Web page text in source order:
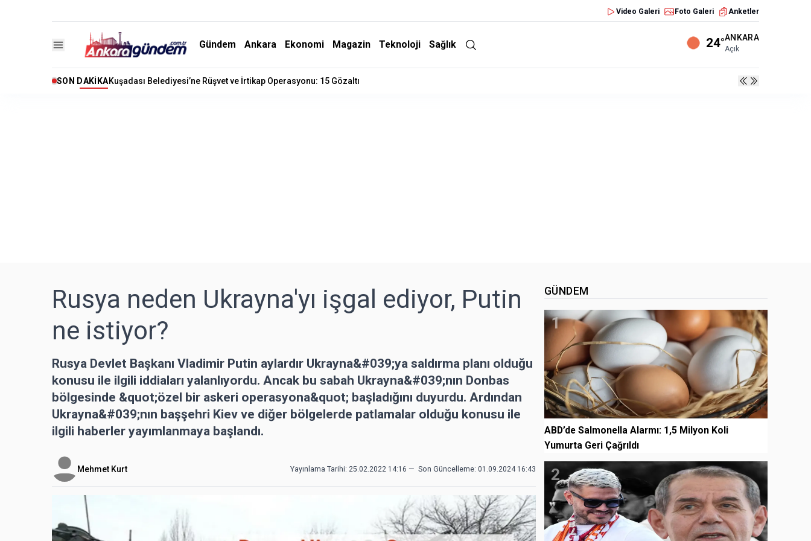
Video Galeri Foto Galeri Anketler
Gündem Ankara Ekonomi Magazin Teknoloji Sağlık 24°ANKARA
Açık
SON DAKIKAKuşadası Belediyesi’ne Rüşvet ve İrtikap Operasyonu: 15 Gözaltı
Rusya neden Ukrayna'yı işgal ediyor, Putin
ne istiyor?
Rusya Devlet Başkanı Vladimir Putin aylardır Ukrayna&#039;ya saldırma planı olduğu
konusu ile ilgili iddiaları yalanlıyordu. Ancak bu sabah Ukrayna&#039;nın Donbas
bölgesinde &quot;özel bir askeri operasyona&quot; başladığını duyurdu. Ardından
Ukrayna&#039;nın başşehri Kiev ve diğer bölgelerde patlamalar olduğu konusu ile
ilgili haberler yayımlanmaya başlandı.
Mehmet Kurt Yayınlama Tarihi: 25.02.2022 14:16 — Son Güncelleme: 01.09.2024 16:43
GÜNDEM
1
ABD’de Salmonella Alarmı: 1,5 Milyon Koli
Yumurta Geri Çağrıldı
2